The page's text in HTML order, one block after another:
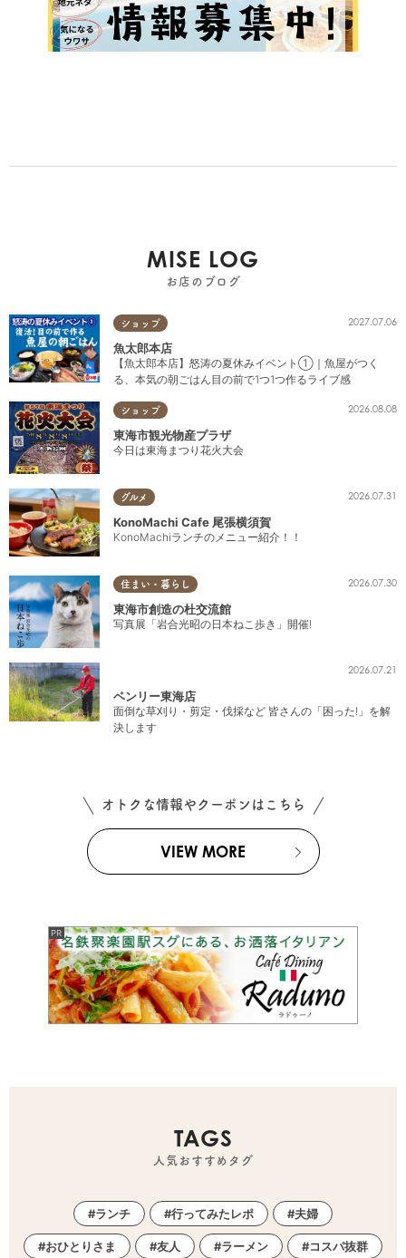
MISE LOG
お店のブログ
ショップ 2027.07.06
魚太郎本店
【魚太郎本店】怒涛の夏休みイベント①｜魚屋がつく
る、本気の朝ごはん目の前で1つ1つ作るライブ感
ショップ 2026.08.08
東海市観光物産プラザ
今日は東海まつり花火大会
グルメ 2026.07.31
KonoMachi Cafe 尾張横須賀
KonoMachiランチのメニュー紹介！！
住まい・暮らし 2026.07.30
東海市創造の杜交流館
写真展「岩合光昭の日本ねこ歩き」開催!
2026.07.21
ベンリー東海店
面倒な草刈り・剪定・伐採など 皆さんの「困った!」を解
決します
オトクな情報やクーポンはこちら
VIEW MORE
TAGS
人気おすすめタグ
ランチ 行ってみたレポ 夫婦
おひとりさま 友人 ラーメン コスパ抜群